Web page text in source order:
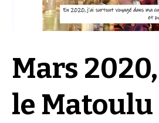
Mars
le Matoulu